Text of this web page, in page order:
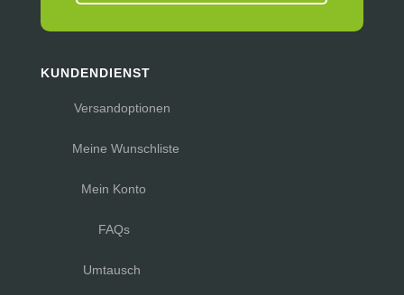
KUNDENDIENST
Versandoptionen
Meine Wunschliste
Mein Konto
FAQs
Umtausch